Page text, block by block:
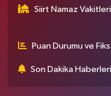
Siirt Namaz Vakitleri
Puan Durumu ve
Son Dakika Haberleri